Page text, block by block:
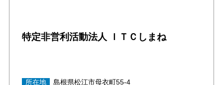
特定非営利活動法人 ＩＴＣしまね
所在地
島根県松江市母衣町55-4